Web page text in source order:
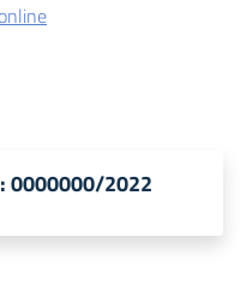
0000000/2022